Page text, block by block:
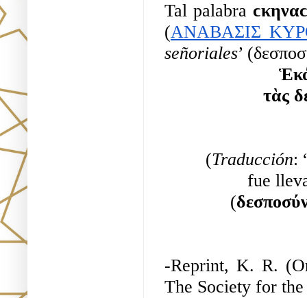
Tal palabra
(ΑΝΑΒΑΣΙΣ
señoriales’
τὰς
(Traducción:
fue
(
-Reprint, K. R.
The Society for